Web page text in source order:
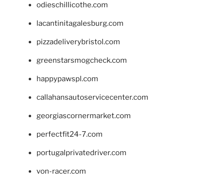
odieschillicothe.com
lacantinitagalesburg.com
pizzadeliverybristol.com
greenstarsmogcheck.com
happypawspl.com
callahansautoservicecenter.com
georgiascornermarket.com
perfectfit24-7.com
portugalprivatedriver.com
von-racer.com